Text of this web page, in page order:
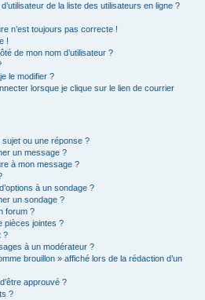
de la liste des utilisateurs en ligne ?
n’est toujours pas correcte !
!
de mon nom d’utilisateur ?
le modifier ?
lorsque je clique sur le lien de courrier
ou une réponse ?
un message ?
à mon message ?
à un sondage ?
un sondage ?
forum ?
pièces jointes ?
?
à un modérateur ?
brouillon » affiché lors de la rédaction d’un
approuvé ?
?